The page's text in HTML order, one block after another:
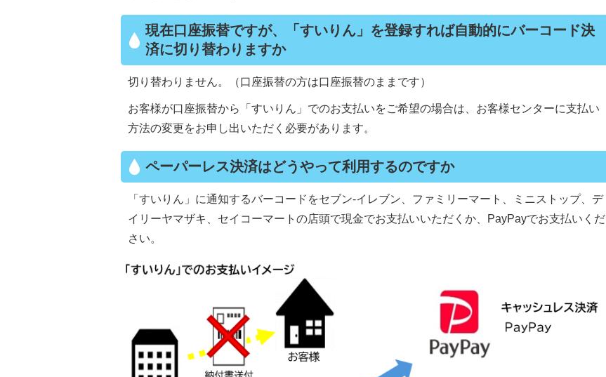
現在口座振替ですが、「すいりん」を登録すれば自動的にバーコード決
済に切り替わりますか
切り替わりません。（口座振替の方は口座振替のままです）
お客様が口座振替から「すいりん」でのお支払いをご希望の場合は、お客様センターに支払い
方法の変更をお申し出いただく必要があります。
ペーパーレス決済はどうやって利用するのですか
「すいりん」に通知するバーコードをセブン-イレブン、ファミリーマート、ミニストップ、デ
イリーヤマザキ、セイコーマートの店頭で現金でお支払いいただくか、PayPayでお支払いくだ
さい。